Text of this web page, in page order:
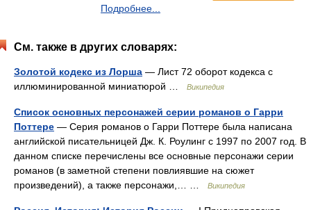
Подробнее...
См. также в других словарях:
Золотой кодекс из Лорша — Лист 72 оборот кодекса с
иллюминированной миниатюрой …
Википедия
Список основных персонажей серии романов о Гарри
Поттере — Серия романов о Гарри Поттере была написана
английской писательницей Дж. К. Роулинг с 1997 по 2007 год. В
данном списке перечислены все основные персонажи серии
романов (в заметной степени повлиявшие на сюжет
произведений), а также персонажи,… …
Википедия